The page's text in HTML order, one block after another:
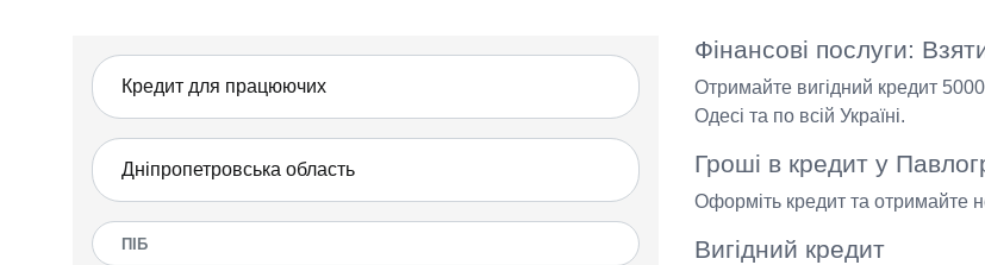
Фінансові послуги:
Отримайте вигідний кредит
Одесі та по всій Україні.
Гроші в кредит у
Оформіть кредит та отримайте
Вигідний кредит